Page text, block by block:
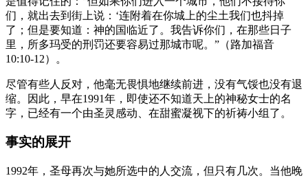
们，就出去到街上说：‘连附着在你城上的尘土我们也抖掉
了；但是要知道：神的国临近了。我告诉你们，在那些日子
里，所多玛受的刑罚还要容易过那城市呢。”（路加福音
10:10-12）。
尽管有些人反对，他毫无畏惧地继续前进，没有气馁也没有退
缩。因此，早在1991年，即使还不知道天上的神秘女士的名
字，已经有一个由圣灵感动、在甜蜜凝视下的祈祷小组了。
事实的展开
1992年，圣母再次与她所选中的人交流，但只有几次。当他晚